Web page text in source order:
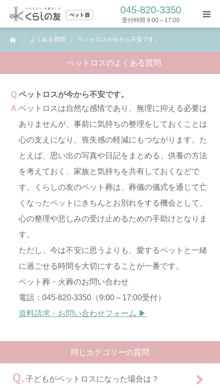
045-820-3350
受付時間 9:00～17:00
よくある質問 ペットロスが今から不安です。
ペットロスのよくある質問
Q.ペットロスが今から不安です。
A.ペットロスは自然な感情であり、無理に抑える必要は
ありませんが、事前に気持ちの整理をしておくことは
心の支えになり、喪失感の軽減にもつながります。た
とえば、思い出の写真や日記をまとめる、供養の方法
を考えておく、家族と気持ちを共有しておくなどで
す。くらしの友のペット葬は、葬儀の儀式を通じて亡
くなったペットにきちんとお別れをする機会として、
心の整理や悲しみの受け止めるための手助けとなりま
す。
ただし、今は不安に思うよりも、愛するペットと一緒
に過ごせる時間を大切にすることが一番です。
ペット葬・火葬のお問い合わせ
電話：045-820-3350（9:00～17:00受付）
資料請求・お問い合わせフォーム ▶
同じカテゴリーの質問
子どもがペットロスになった場合は？
トップ
葬儀の流れ
コラム
よくある質問
お問い合わせ